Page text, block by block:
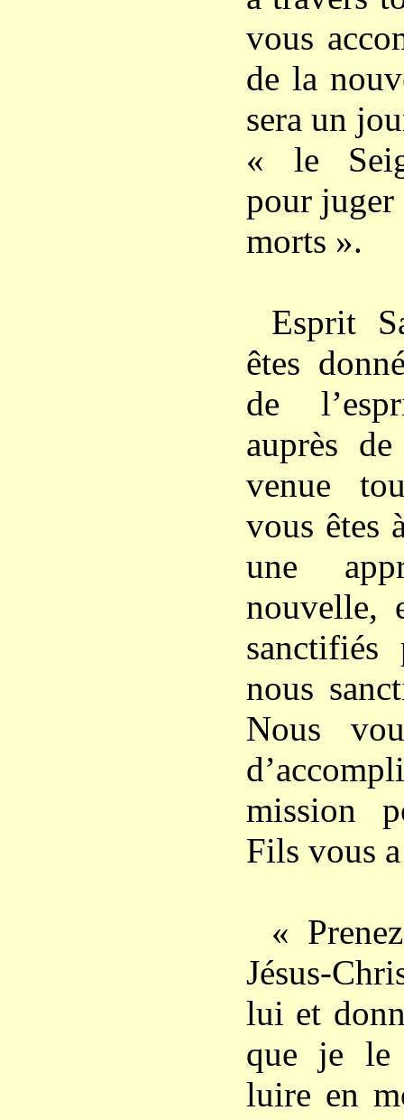
vous
de la
sera un
« le
pour juger
morts ».
Esprit
êtes
de
auprès
venue
vous êtes
une
nouvelle,
sanctifiés
nous
Nous
mission
Fils vous
«
Jésus-
lui et
que je le
luire en